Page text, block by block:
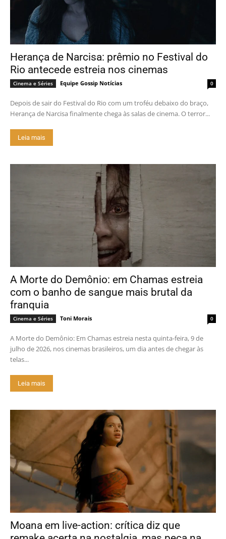
Herança de Narcisa: prêmio no Festival do
Rio antecede estreia nos cinemas
Cinema e Séries Equipe Gossip Notícias 0
Depois de sair do Festival do Rio com um troféu debaixo do braço,
Herança de Narcisa finalmente chega às salas de cinema. O terror...
Leia mais
A Morte do Demônio: em Chamas estreia
com o banho de sangue mais brutal da
franquia
Cinema e Séries Toni Morais 0
A Morte do Demônio: Em Chamas estreia nesta quinta-feira, 9 de
julho de 2026, nos cinemas brasileiros, um dia antes de chegar às
telas...
Leia mais
Moana em live-action: crítica diz que